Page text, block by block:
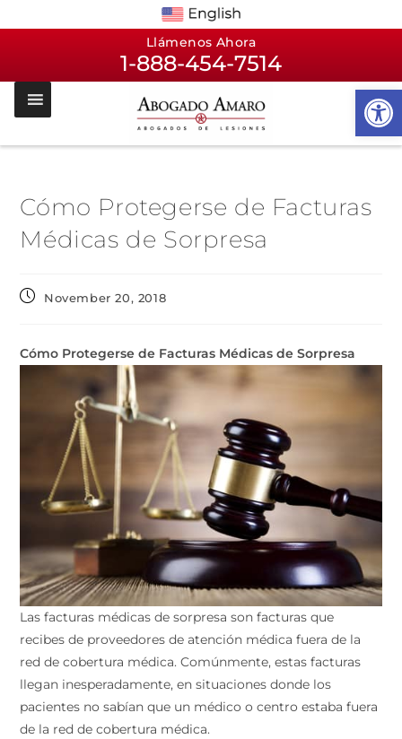
Llámenos Ahora
1-888-454-7514
Cómo Protegerse de Facturas
Médicas de Sorpresa
November 20, 2018
Cómo Protegerse de Facturas Médicas de Sorpresa
Las facturas médicas de sorpresa son facturas que
recibes de proveedores de atención médica fuera de la
red de cobertura médica. Comúnmente, estas facturas
llegan inesperadamente, en situaciones donde los
pacientes no sabían que un médico o centro estaba fuera
de la red de cobertura médica.